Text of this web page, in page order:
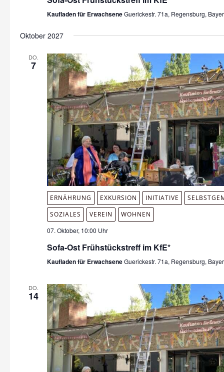
Kaufladen für ErwachseneGuerickestr. 71a, Regensburg,
Oktober 2027
DO.
7
ERNÄHRUNG EXKURSION INITIATIVE
SOZIALES
VEREIN
WOHNEN
07. Oktober, 10:00 Uhr
Sofa-Ost Frühstückstreff im KfE*
Kaufladen für ErwachseneGuerickestr. 71a, Regensburg,
DO.
14